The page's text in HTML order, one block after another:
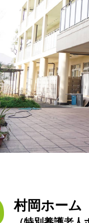
村岡ホーム